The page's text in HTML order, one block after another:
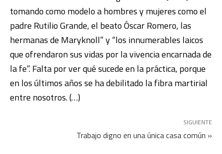
tomando como modelo a hombres y mujeres como el
padre Rutilio Grande, el beato Óscar Romero, las
hermanas de Maryknoll” y “los innumerables laicos
que ofrendaron sus vidas por la vivencia encarnada de
la fe”. Falta por ver qué sucede en la práctica, porque
en los últimos años se ha debilitado la fibra martirial
entre nosotros. (…)
SIGUIENTE
Trabajo digno en una única casa común »